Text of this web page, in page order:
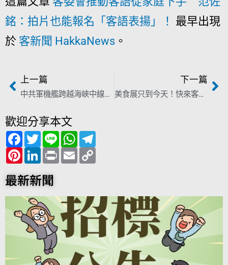
銘：拍片也能報名「客語表揚」！ 最早出現
於 客新聞 HakkaNews 。
上一篇
中共軍機艦跨越海峽中線 我軍廣播警告「預備飛彈應對！」
下一篇
美食展只到今天！快來客家館 吃熱騰騰「客家小炒披薩」！
歡迎分享本文
F
a
c
e
b
o
o
k
T
w
i
t
t
e
r
L
i
n
e
W
h
a
t
s
p m
P
i
n
t
e
r
e
s
t
L
i
n
k
e
d
I
n
P
r
i
E
m
a
i
n
k
最新新聞